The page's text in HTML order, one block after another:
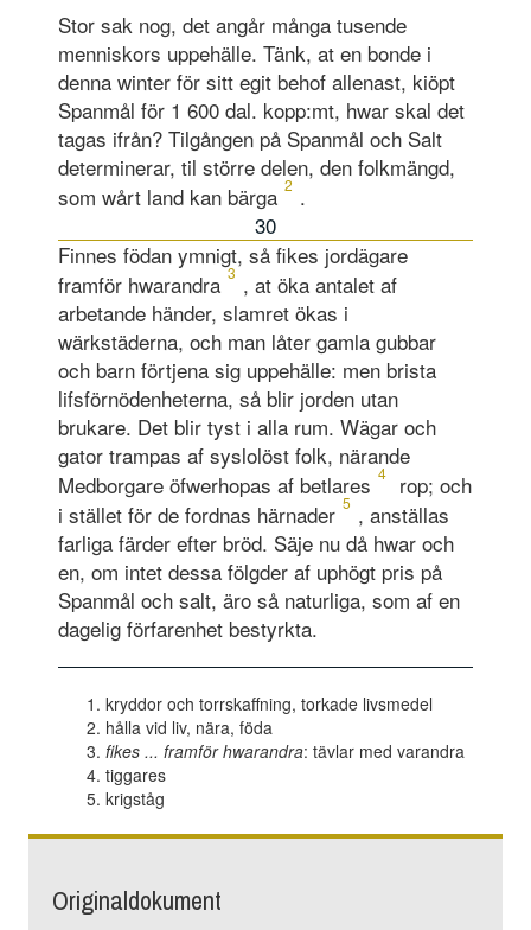
Stor sak nog, det angår många tusende
menniskors uppehälle. Tänk, at en bonde i
denna winter för sitt egit behof allenast, kiöpt
Spanmål för 1 600 dal. kopp:mt, hwar skal det
tagas ifrån? Tilgången på Spanmål och Salt
determinerar, til större delen, den folkmängd,
som wårt land kan bärga 2 .
30
Finnes födan ymnigt, så fikes jordägare
framför hwarandra 3 , at öka antalet af
arbetande händer, slamret ökas i
wärkstäderna, och man låter gamla gubbar
och barn förtjena sig uppehälle: men brista
lifsförnödenheterna, så blir jorden utan
brukare. Det blir tyst i alla rum. Wägar och
gator trampas af syslolöst folk, närande
Medborgare öfwerhopas af betlares 4
rop; och
i stället för de fordnas härnader 5 , anställas
farliga färder efter bröd. Säje nu då hwar och
en, om intet dessa fölgder af uphögt pris på
Spanmål och salt, äro så naturliga, som af en
dagelig förfarenhet bestyrkta.
kryddor och torrskaffning, torkade livsmedel
hålla vid liv, nära, föda
fikes ... framför hwarandra: tävlar med varandra
tiggares
krigståg
Originaldokument